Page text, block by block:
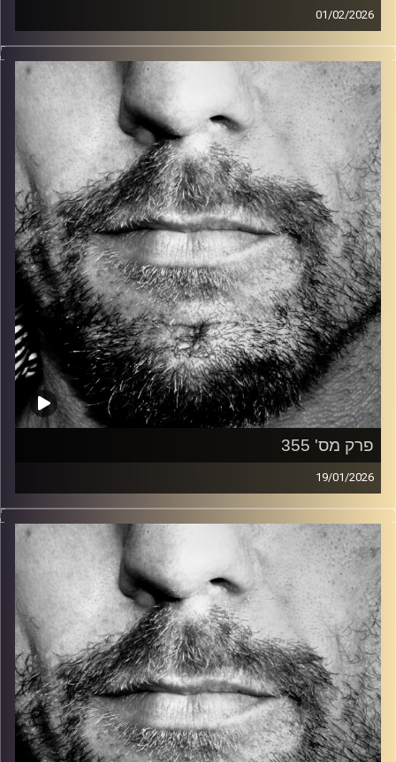
01/02/2026
זיפים, מוזיקה מחוספסת של הופעות חיות. הרבה ג'אם, רוק,
בלוז, bluegrass, ג'אז, Fאנק, פרוגרסיב ואפילו אלקטרוניקה.
כל מה שחי, אמיתי ונושם.
עם שמוליק רגב.
קרדיט תמונות: David Goehring
פרק מס' 355
19/01/2026
זיפים, מוזיקה מחוספסת של הופעות חיות. הרבה ג'אם, רוק,
בלוז, bluegrass, ג'אז, Fאנק, פרוגרסיב ואפילו אלקטרוניקה.
כל מה שחי, אמיתי ונושם.
עם שמוליק רגב.
קרדיט תמונות: David Goehring